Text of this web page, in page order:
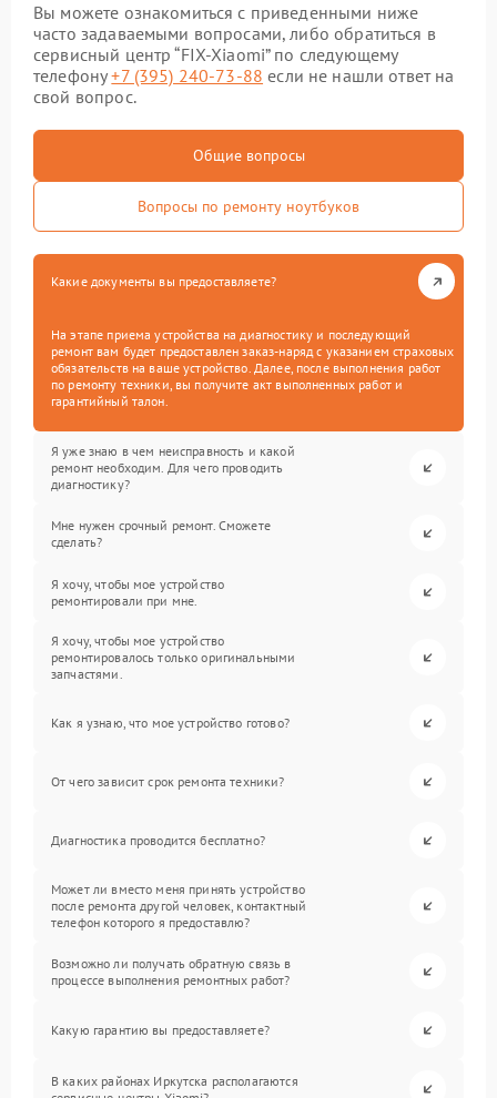
Вы можете ознакомиться с приведенными ниже
часто задаваемыми вопросами, либо обратиться в
сервисный центр “FIX-Xiaomi” по следующему
телефону+7 (395) 240-73-88 если не нашли ответ на
свой вопрос.
Общие вопросы
Вопросы по ремонту ноутбуков
Какие документы вы предоставляете?
На этапе приема устройства на диагностику и последующий
ремонт вам будет предоставлен заказ-наряд с указанием страховых
обязательств на ваше устройство. Далее, после выполнения работ
по ремонту техники, вы получите акт выполненных работ и
гарантийный талон.
Я уже знаю в чем неисправность и какой
ремонт необходим. Для чего проводить
диагностику?
Мне нужен срочный ремонт. Сможете
сделать?
Я хочу, чтобы мое устройство
ремонтировали при мне.
Я хочу, чтобы мое устройство
ремонтировалось только оригинальными
запчастями.
Как я узнаю, что мое устройство готово?
От чего зависит срок ремонта техники?
Диагностика проводится бесплатно?
Может ли вместо меня принять устройство
после ремонта другой человек, контактный
телефон которого я предоставлю?
Возможно ли получать обратную связь в
процессе выполнения ремонтных работ?
Какую гарантию вы предоставляете?
В каких районах Иркутска располагаются